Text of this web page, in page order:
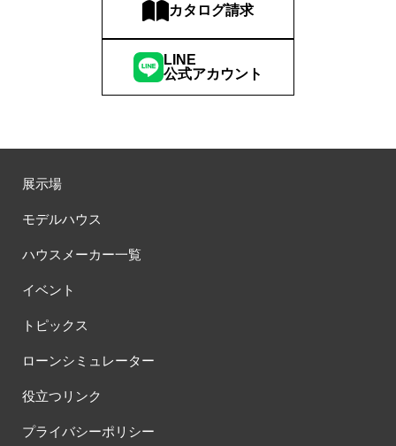
カタログ請求
LINE
公式アカウント
展示場
モデルハウス
ハウスメーカー一覧
イベント
トピックス
ローンシミュレーター
役立つリンク
プライバシーポリシー